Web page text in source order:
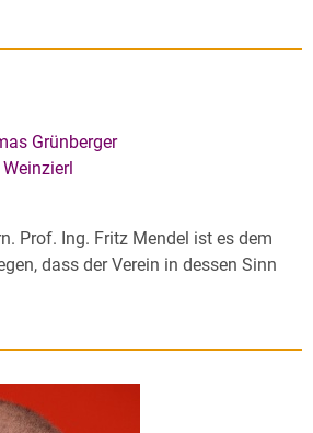
Grünberger
Prof. Ing. Fritz Mendel ist es dem
dass der Verein in dessen Sinn